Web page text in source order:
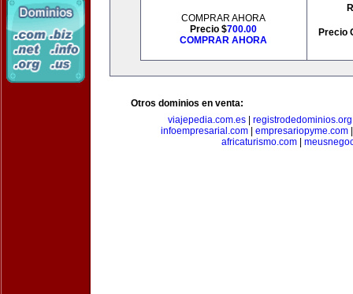
COMPRAR AHORA
Precio $700.00
COMPRAR AHORA
Precio
Otros dominios en venta:
viajepedia.com.es| registrodedominios.org
infoempresarial.com| empresariopyme.com
africaturismo.com|